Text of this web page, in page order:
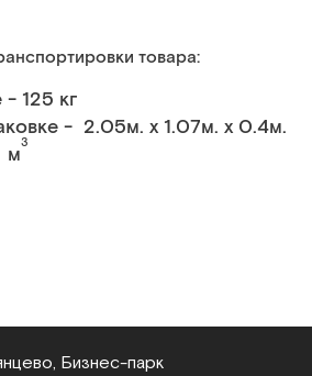
товара:
- 125 кг
- 2.05м. x 1.07м. x 0.4м.
м3
Бизнес‑парк